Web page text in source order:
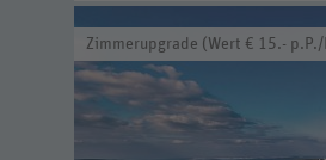
Zimmerupgrade (Wert € 15.- p.P./